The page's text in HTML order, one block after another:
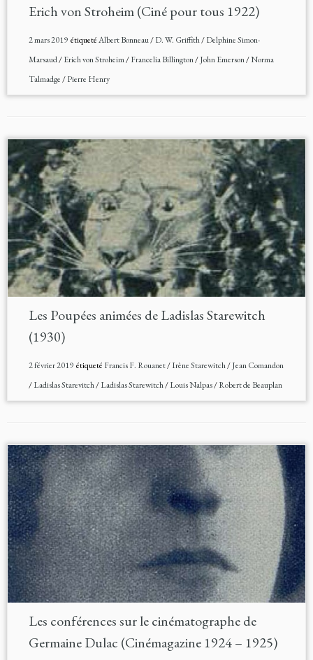
Erich von Stroheim (Ciné pour tous 1922)
2 mars 2019étiquetéAlbert Bonneau/D. W. Griffith/Delphine Simon-
Marsaud/Erich von Stroheim/Francelia Billington/John Emerson/Norma
Talmadge/Pierre Henry
Les Poupées animées de Ladislas Starewitch
(1930)
2 février 2019étiqueté Francis F. Rouanet/Irène Starewitch/Jean Comandon
/Ladislas Starevitch/Ladislas Starewitch/Louis Nalpas/Robert de Beauplan
Les conférences sur le cinématographe de
Germaine Dulac (Cinémagazine 1924 – 1925)